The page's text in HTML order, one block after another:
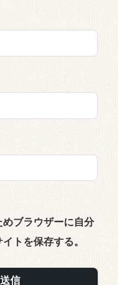
ブラウザーに自分
トを保存する。